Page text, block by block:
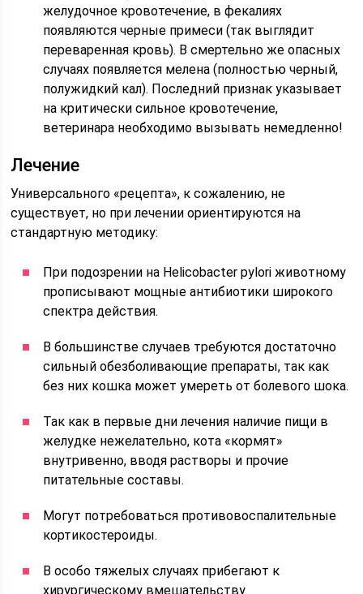
желудочное кровотечение, в фекалиях
появляются черные примеси (так выглядит
переваренная кровь). В смертельно же опасных
случаях появляется мелена (полностью черный,
полужидкий кал). Последний признак указывает
на критически сильное кровотечение,
ветеринара необходимо вызывать немедленно!
Лечение
Универсального «рецепта», к сожалению, не
существует, но при лечении ориентируются на
стандартную методику:
При подозрении на Helicobacter pylori животному
прописывают мощные антибиотики широкого
спектра действия.
В большинстве случаев требуются достаточно
сильный обезболивающие препараты, так как
без них кошка может умереть от болевого шока.
Так как в первые дни лечения наличие пищи в
желудке нежелательно, кота «кормят»
внутривенно, вводя растворы и прочие
питательные составы.
Могут потребоваться противовоспалительные
кортикостероиды.
В особо тяжелых случаях прибегают к
хирургическому вмешательству.